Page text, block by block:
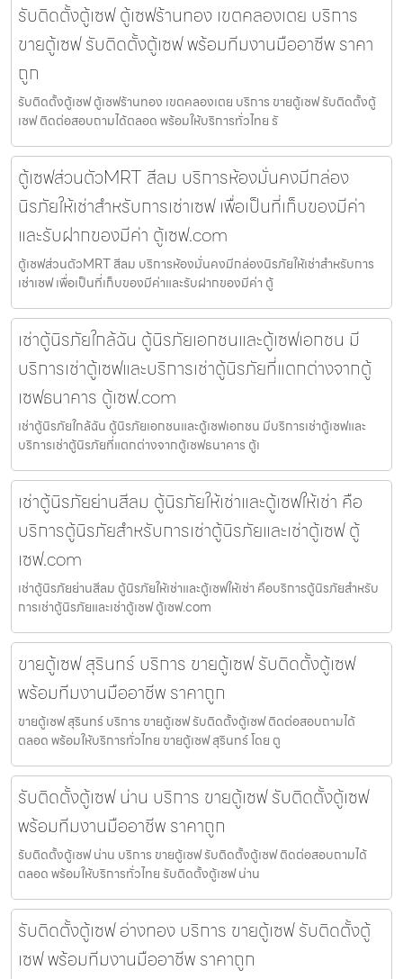
รับติดตั้งตู้เซฟ ตู้เซฟร้านทอง เขตคลองเตย บริการ
ขายตู้เซฟ รับติดตั้งตู้เซฟ พร้อมทีมงานมืออาชีพ ราคา
ถูก
รับติดตั้งตู้เซฟ ตู้เซฟร้านทอง เขตคลองเตย บริการ ขายตู้เซฟ รับติดตั้งตู้
เซฟ ติดต่อสอบถามได้ตลอด พร้อมให้บริการทั่วไทย รั
ตู้เซฟส่วนตัวMRT สีลม บริการห้องมั่นคงมีกล่อง
นิรภัยให้เช่าสำหรับการเช่าเซฟ เพื่อเป็นที่เก็บของมีค่า
และรับฝากของมีค่า ตู้เซฟ.com
ตู้เซฟส่วนตัวMRT สีลม บริการห้องมั่นคงมีกล่องนิรภัยให้เช่าสำหรับการ
เช่าเซฟ เพื่อเป็นที่เก็บของมีค่าและรับฝากของมีค่า ตู้
เช่าตู้นิรภัยใกล้ฉัน ตู้นิรภัยเอกชนและตู้เซฟเอกชน มี
บริการเช่าตู้เซฟและบริการเช่าตู้นิรภัยที่แตกต่างจากตู้
เซฟธนาคาร ตู้เซฟ.com
เช่าตู้นิรภัยใกล้ฉัน ตู้นิรภัยเอกชนและตู้เซฟเอกชน มีบริการเช่าตู้เซฟและ
บริการเช่าตู้นิรภัยที่แตกต่างจากตู้เซฟธนาคาร ตู้เ
เช่าตู้นิรภัยย่านสีลม ตู้นิรภัยให้เช่าและตู้เซฟให้เช่า คือ
บริการตู้นิรภัยสำหรับการเช่าตู้นิรภัยและเช่าตู้เซฟ ตู้
เซฟ.com
เช่าตู้นิรภัยย่านสีลม ตู้นิรภัยให้เช่าและตู้เซฟให้เช่า คือบริการตู้นิรภัยสำหรับ
การเช่าตู้นิรภัยและเช่าตู้เซฟ ตู้เซฟ.com
ขายตู้เซฟ สุรินทร์ บริการ ขายตู้เซฟ รับติดตั้งตู้เซฟ
พร้อมทีมงานมืออาชีพ ราคาถูก
ขายตู้เซฟ สุรินทร์ บริการ ขายตู้เซฟ รับติดตั้งตู้เซฟ ติดต่อสอบถามได้
ตลอด พร้อมให้บริการทั่วไทย ขายตู้เซฟ สุรินทร์ โดย ตู
รับติดตั้งตู้เซฟ น่าน บริการ ขายตู้เซฟ รับติดตั้งตู้เซฟ
พร้อมทีมงานมืออาชีพ ราคาถูก
รับติดตั้งตู้เซฟ น่าน บริการ ขายตู้เซฟ รับติดตั้งตู้เซฟ ติดต่อสอบถามได้
ตลอด พร้อมให้บริการทั่วไทย รับติดตั้งตู้เซฟ น่าน
รับติดตั้งตู้เซฟ อ่างทอง บริการ ขายตู้เซฟ รับติดตั้งตู้
เซฟ พร้อมทีมงานมืออาชีพ ราคาถูก